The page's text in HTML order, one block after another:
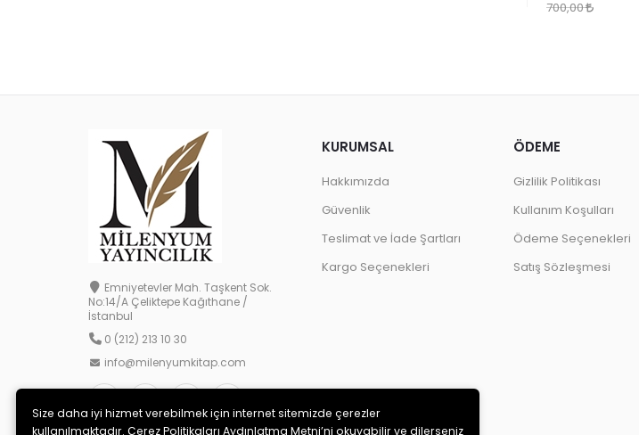
700,00
Emniyetevler Mah. Taşkent Sok.
No:14/A Çeliktepe Kağıthane /
İstanbul
0 (212) 213 10 30
info@milenyumkitap.com
KURUMSAL
Hakkımızda
Güvenlik
Teslimat ve İade Şartları
Kargo Seçenekleri
ÖDEME
Gizlilik Politikası
Kullanım Koşulları
Ödeme Seçenekleri
Satış Sözleşmesi
Size daha iyi hizmet verebilmek için internet sitemizde çerezler
kullanılmaktadır. Çerez Politikaları Aydınlatma Metni’ni okuyabilir ve dilerseniz